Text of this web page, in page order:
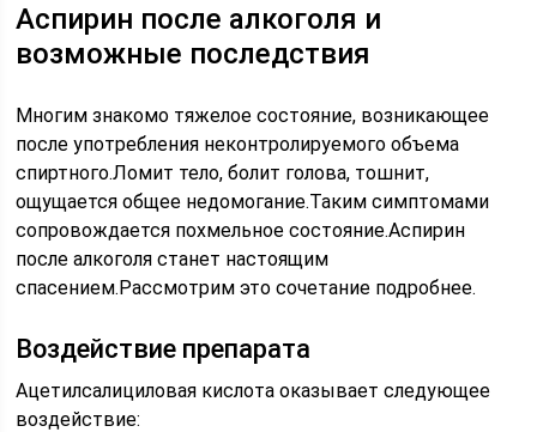
Аспирин после алкоголя и
возможные последствия
Многим знакомо тяжелое состояние, возникающее
после употребления неконтролируемого объема
спиртного.Ломит тело, болит голова, тошнит,
ощущается общее недомогание.Таким симптомами
сопровождается похмельное состояние.Аспирин
после алкоголя станет настоящим
спасением.Рассмотрим это сочетание подробнее.
Воздействие препарата
Ацетилсалициловая кислота оказывает следующее
воздействие: